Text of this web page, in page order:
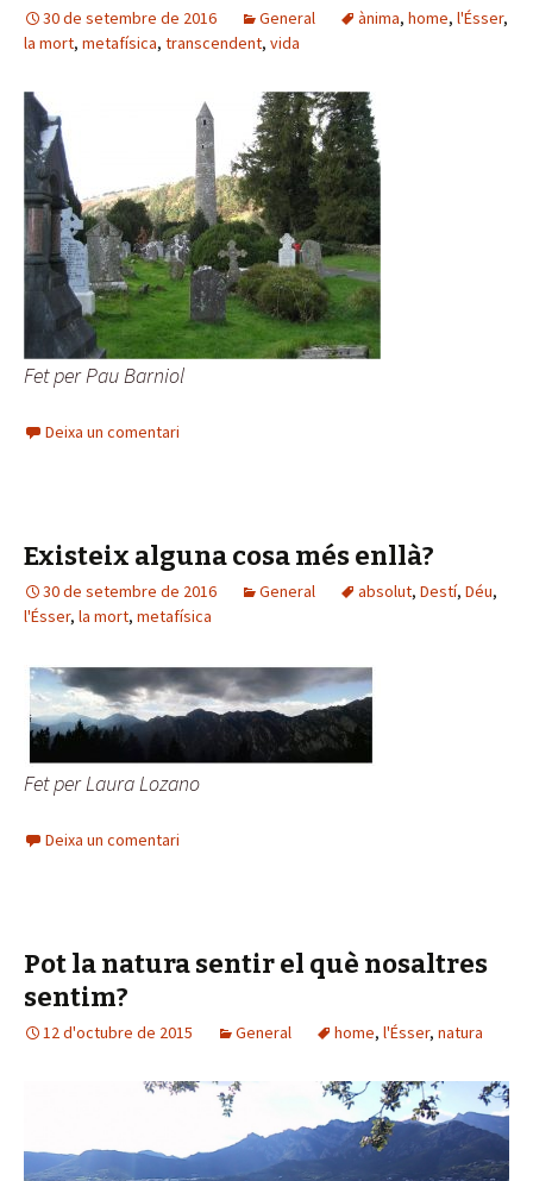
30 de setembre de 2016 General ànima, home, l'Ésser,
la mort, metafísica, transcendent, vida
Fet per Pau Barniol
Deixa un comentari
Existeix alguna cosa més enllà?
30 de setembre de 2016 General absolut, Destí, Déu,
l'Ésser, la mort, metafísica
Fet per Laura Lozano
Deixa un comentari
Pot la natura sentir el què nosaltres
sentim?
12 d'octubre de 2015 General home, l'Ésser, natura